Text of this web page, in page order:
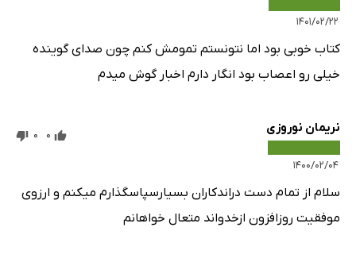
۱۴۰۱/۰۲/۲۲
کتاب خوبی بود اما نتونستم تمومش کنم چون صدای گوینده
خیلی رو اعصاب بود انگار دارم اخبار گوش میدم
نریمان نوروزی
۱۴۰۰/۰۲/۰۴
0
0
سلام از تمام دست دراندکاران بسیارسپاسگذارم میکنم و ارزوی
موفقیت روزافزون ازخدواند متعال خواهانم